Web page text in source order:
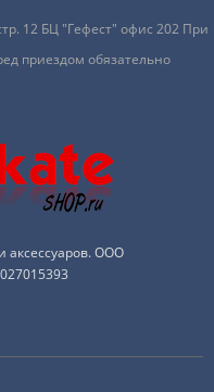
12 БЦ "Гефест" офис 202 При
приездом обязательно
аксессуаров. ООО